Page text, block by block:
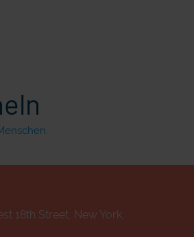
18th Street, New York,